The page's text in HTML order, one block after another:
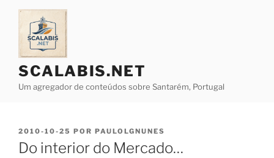
Saltar
conteúdo
SCALABIS.NET
Um agregador de conteúdos sobre Santarém, Portugal
PUBLICADO
EM
2010-10-25 POR PAULOLGNUNES
Do interior do Mercado…